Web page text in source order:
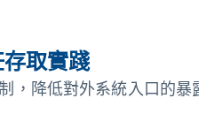
取實踐
，降低對外系統入口的